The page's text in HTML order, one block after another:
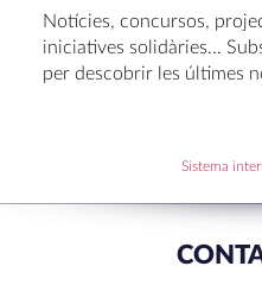
Oficis de Setmana
Premi al Pessebre
RECENT
Notícies, concursos,
iniciatives solidàries…
per descobrir les últimes
Sistema